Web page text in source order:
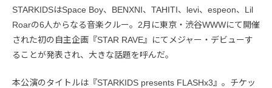
STARKIDSはSpace Boy、BENXNI、TAHITI、levi、espeon、Lil
Roarの6人からなる音楽クルー。2月に東京・渋谷WWWにて開催
された初の自主企画『STAR RAVE』にてメジャー・デビューす
ることが発表され、大きな話題を呼んだ。
本公演のタイトルは『STARKIDS presents FLASHx3』。チケッ